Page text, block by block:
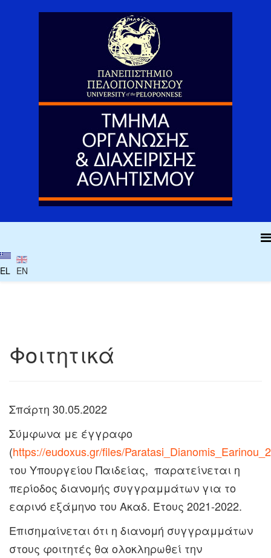
EL EN
Φοιτητικά
Σπάρτη 30.05.2022
Σύμφωνα με έγγραφο
(https://eudoxus.gr/files/
του Υπουργείου Παιδείας, παρατείνεται η
περίοδος διανομής συγγραμμάτων για το
εαρινό εξάμηνο του Ακαδ. Έτους 2021-2022.
Επισημαίνεται ότι η διανομή συγγραμμάτων
στους φοιτητές θα ολοκληρωθεί την